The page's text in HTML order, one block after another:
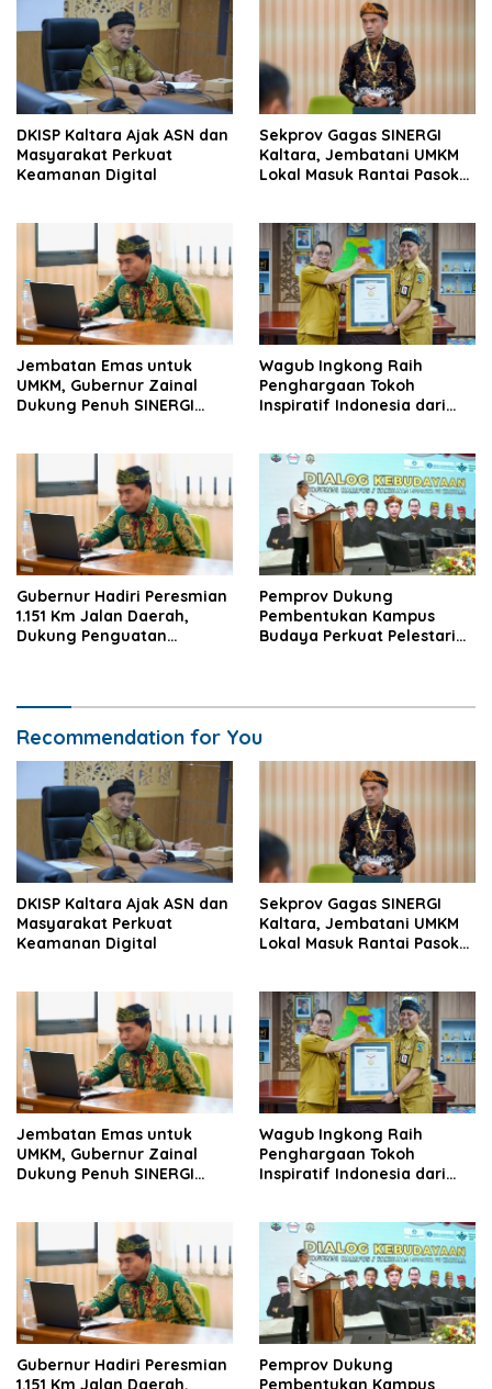
DKISP Kaltara Ajak ASN dan
Masyarakat Perkuat
Keamanan Digital
Sekprov Gagas SINERGI
Kaltara, Jembatani UMKM
Lokal Masuk Rantai Pasok
Jembatan Emas untuk
UMKM, Gubernur Zainal
Dukung Penuh SINERGI
Wagub Ingkong Raih
Penghargaan Tokoh
Inspiratif Indonesia dari
Gubernur Hadiri Peresmian
1.151 Km Jalan Daerah,
Dukung Penguatan
Pemprov Dukung
Pembentukan Kampus
Budaya Perkuat Pelestarian
Recommendation for You
DKISP Kaltara Ajak ASN dan
Masyarakat Perkuat
Keamanan Digital
Sekprov Gagas SINERGI
Kaltara, Jembatani UMKM
Lokal Masuk Rantai Pasok
Jembatan Emas untuk
UMKM, Gubernur Zainal
Dukung Penuh SINERGI
Wagub Ingkong Raih
Penghargaan Tokoh
Inspiratif Indonesia dari
Gubernur Hadiri Peresmian
1.151 Km Jalan Daerah,
Pemprov Dukung
Pembentukan Kampus